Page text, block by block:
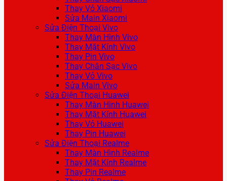
Thay Vỏ Xiaomi
Sửa Main Xiaomi
Sửa Điện Thoại Vivo
Thay Màn Hình Vivo
Thay Mặt Kính Vivo
Thay Pin Vivo
Thay Chân Sạc Vivo
Thay Vỏ Vivo
Sửa Main Vivo
Sửa Điện Thoại Huawei
Thay Màn Hình Huawei
Thay Mặt Kính Huawei
Thay Vỏ Huawei
Thay Pin Huawei
Sửa Điện Thoại Realme
Thay Màn Hình Realme
Thay Mặt Kính Realme
Thay Pin Realme